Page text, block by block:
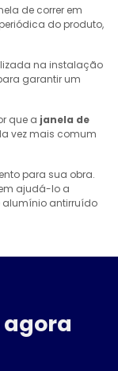
de correr em
do produto,
na instalação
garantir um
que a janela de
vez mais comum
para sua obra.
ajudá-lo a
alumínio antirruído